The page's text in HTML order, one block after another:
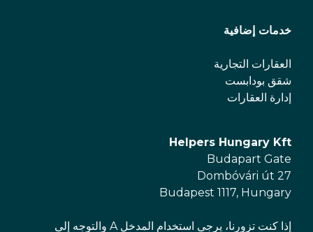
خدمات إضافية
العقارات التجارية
شقق بودابست
إدارة العقارات
Helpers Hungary Kft
Budapart Gate
Dombóvári út 27
Budapest 1117, Hungary
إذا كنت تزورنا، يرجى استخدام المدخل A والتوجه إلى